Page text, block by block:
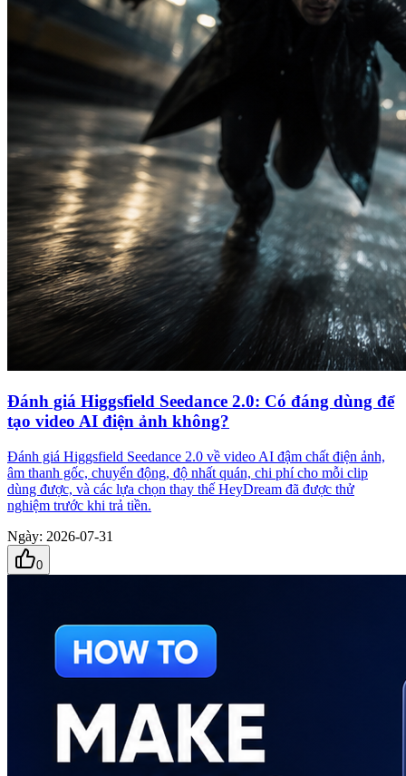
Đánh giá Higgsfield Seedance 2.0: Có đáng dùng để
tạo video AI điện ảnh không?
Đánh giá Higgsfield Seedance 2.0 về video AI đậm chất điện ảnh,
âm thanh gốc, chuyển động, độ nhất quán, chi phí cho mỗi clip
dùng được, và các lựa chọn thay thế HeyDream đã được thử
nghiệm trước khi trả tiền.
Ngày: 2026-07-31
0